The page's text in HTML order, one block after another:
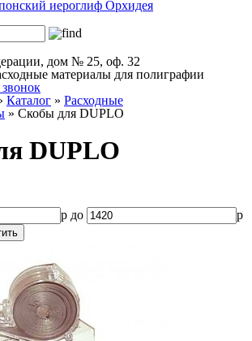
дом № 25, оф. 32
материалы для полиграфии
Каталог » Расходные
» Скобы для DUPLO
DUPLO
р до р